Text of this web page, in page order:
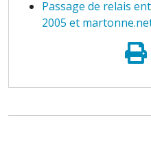
Passage de relais
2005 et